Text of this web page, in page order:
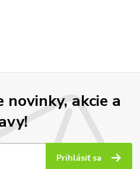
akcie a
Prihlásiť sa